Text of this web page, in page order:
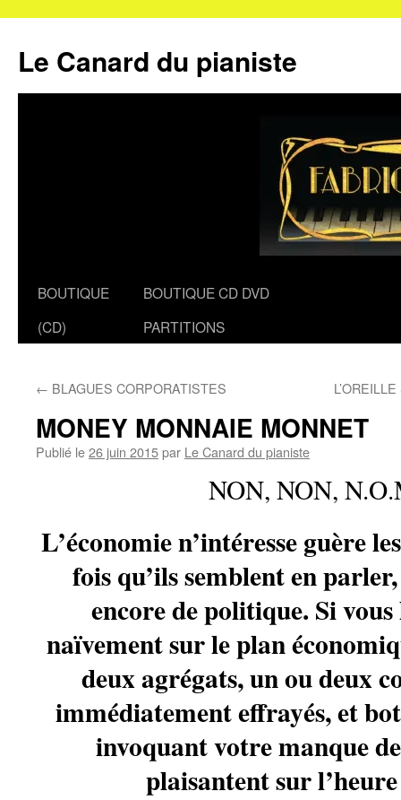
Le Canard du pianiste
Aller
BOUTIQUE
(CD)
BOUTIQUE CD DVD
PARTITIONS
← BLAGUES CORPORATISTES
MONEY MONNAIE MONNET
Publié le26 juin 2015par Le Canard du pianiste
NON, NON,
L’économie n’intéresse guère
fois qu’ils semblent en
encore de politique. Si
naïvement sur le plan
deux agrégats, un ou deux
immédiatement effrayés, et
invoquant votre manque
plaisantent sur